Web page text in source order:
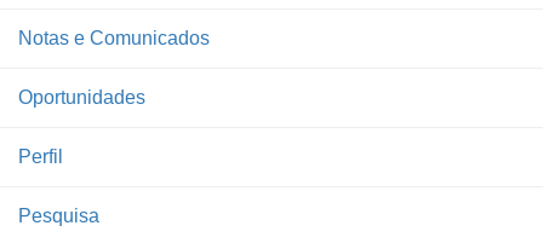
Notas e Comunicados
Oportunidades
Perfil
Pesquisa